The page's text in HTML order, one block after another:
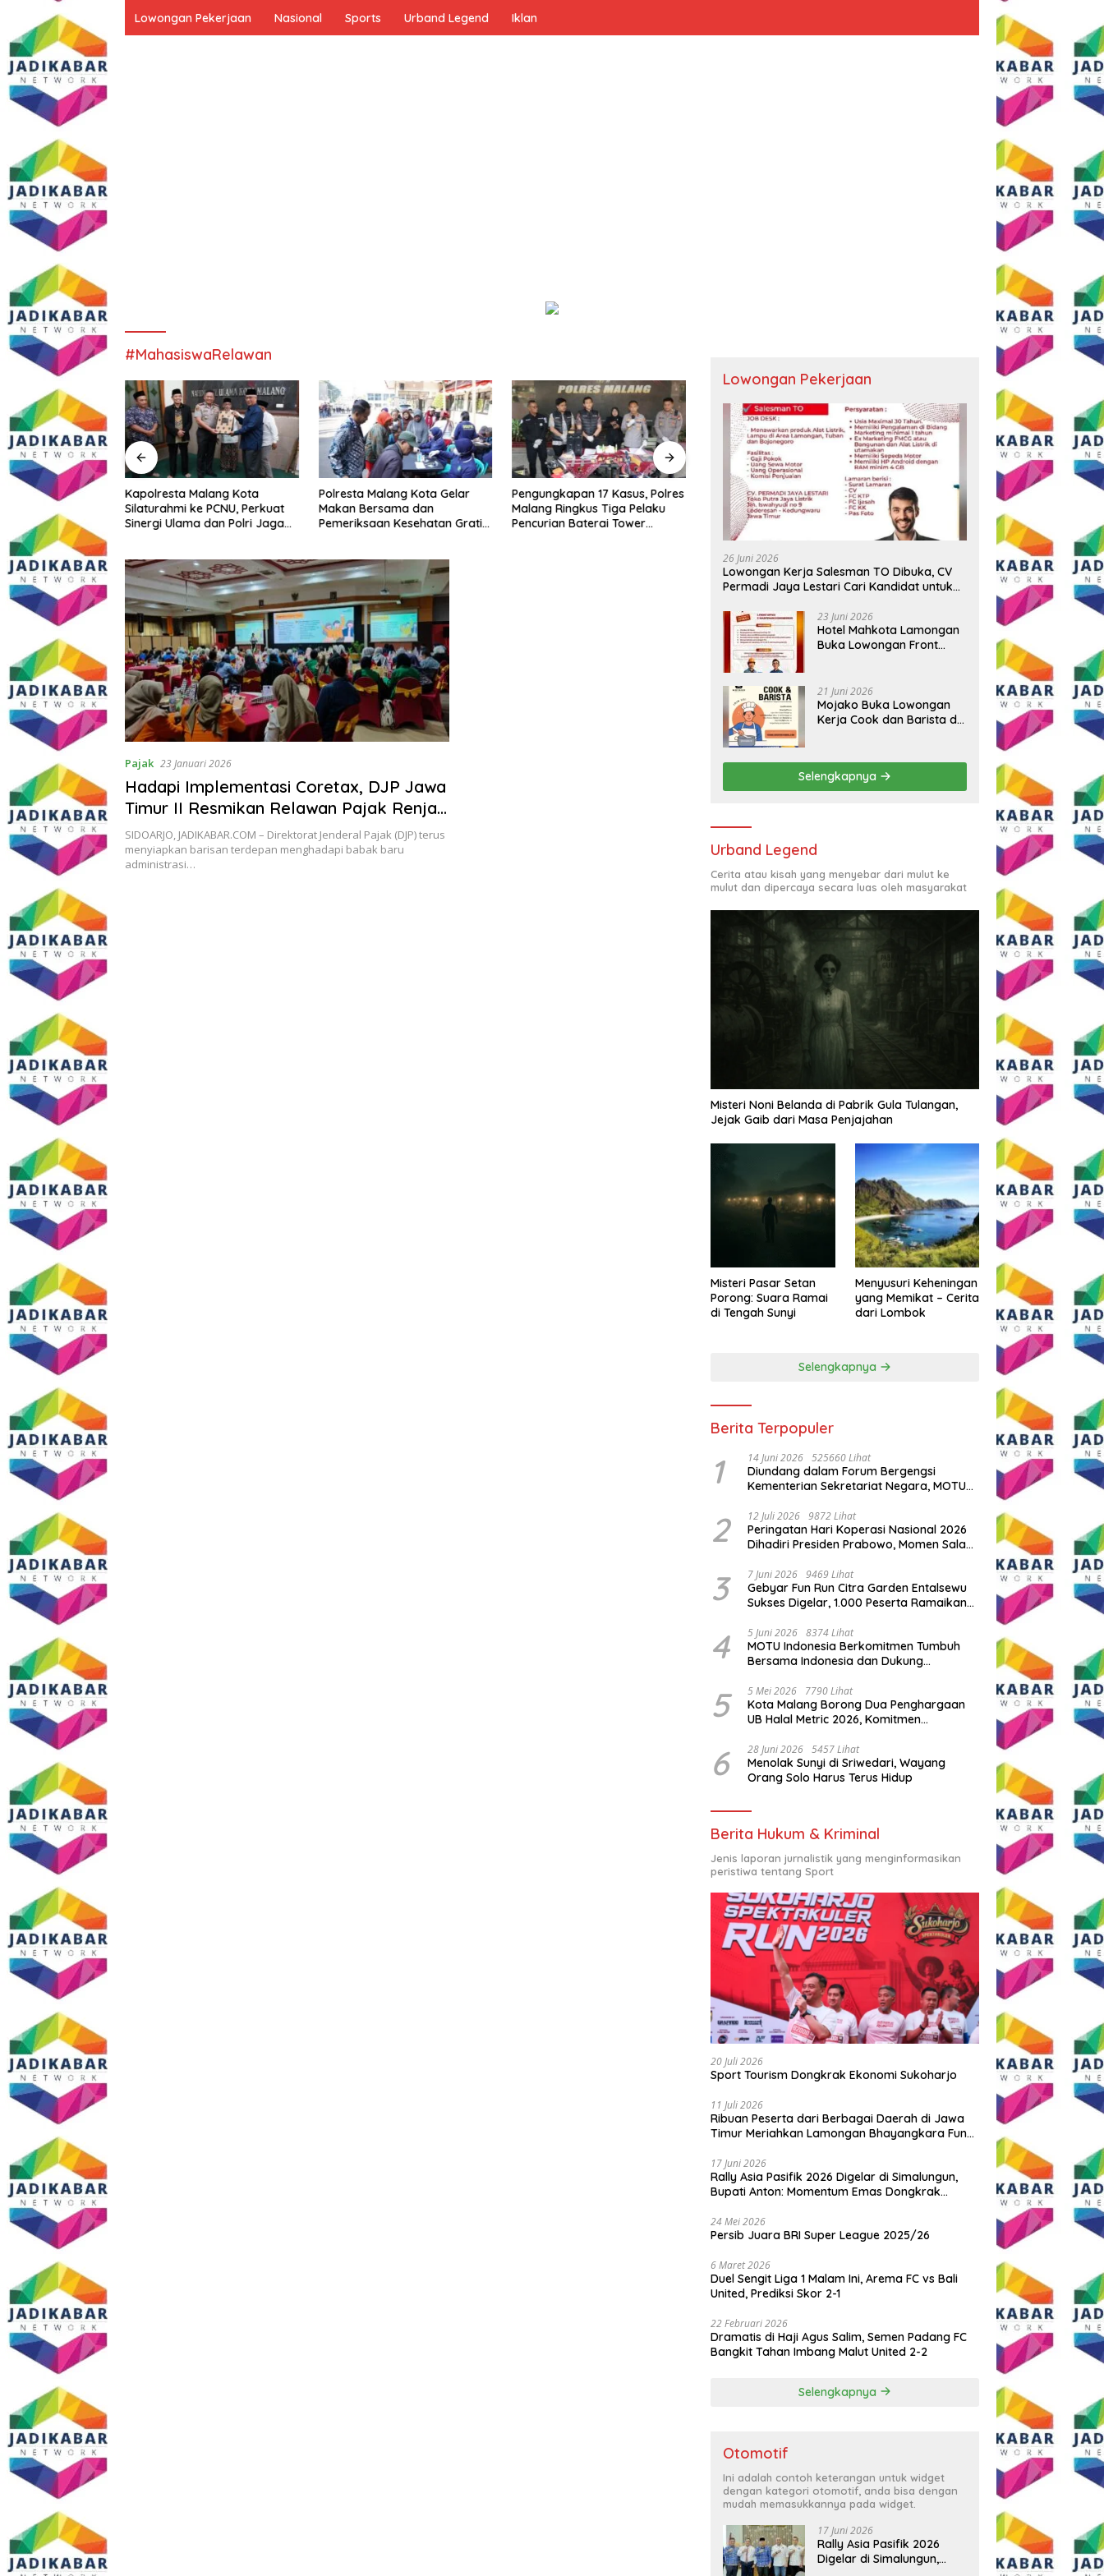
Lowongan Pekerjaan Nasional Sports Urband Legend Iklan
#MahasiswaRelawan
Gandeng GP
UMKM
Kapolresta Malang Kota
Silaturahmi ke PCNU, Perkuat
Sinergi Ulama dan Polri Jaga
Polresta Malang Kota Gelar
Makan Bersama dan
Pemeriksaan Kesehatan Gratis,
Pengungkapan 17 Kasus, Polres
Malang Ringkus Tiga Pelaku
Pencurian Baterai Tower
Semangat HUT ke-81 RI, AKP
Adik Agus Putrawan:
Kemerdekaan Harus Dijaga
dengan Integritas dan Perang
Melawan Narkoba
Tiga BUMD Air Minum Malang
Raya Perkuat Kolaborasi,
Berangkatkan Kontingen
Menuju Seleksi Atlet
Pajak 23 Januari 2026
Hadapi Implementasi Coretax, DJP Jawa
Timur II Resmikan Relawan Pajak Renjani
2026
SIDOARJO, JADIKABAR.COM – Direktorat Jenderal Pajak (DJP) terus
menyiapkan barisan terdepan menghadapi babak baru
administrasi…
Lowongan Pekerjaan
26 Juni 2026
Lowongan Kerja Salesman TO Dibuka, CV
Permadi Jaya Lestari Cari Kandidat untuk
23 Juni 2026
Hotel Mahkota Lamongan
Buka Lowongan Front
Syaratnya
21 Juni 2026
Mojako Buka Lowongan
Kerja Cook dan Barista di
Selengkapnya
Urband Legend
Cerita atau kisah yang menyebar dari mulut ke
mulut dan dipercaya secara luas oleh masyarakat
Misteri Noni Belanda di Pabrik Gula Tulangan,
Jejak Gaib dari Masa Penjajahan
Misteri Pasar Setan
Porong: Suara Ramai
di Tengah Sunyi
Menyusuri Keheningan
yang Memikat – Cerita
dari Lombok
Selengkapnya
Berita Terpopuler
1 14 Juni 2026 525660 Lihat
Diundang dalam Forum Bergengsi
Kementerian Sekretariat Negara, MOTU
Indonesia
2 12 Juli 2026 9872 Lihat
Peringatan Hari Koperasi Nasional 2026
Dihadiri Presiden Prabowo, Momen Salam
3 7 Juni 2026 9469 Lihat
Gebyar Fun Run Citra Garden Entalsewu
Sukses Digelar, 1.000 Peserta Ramaikan
4 5 Juni 2026 8374 Lihat
MOTU Indonesia Berkomitmen Tumbuh
Bersama Indonesia dan Dukung
5 5 Mei 2026 7790 Lihat
Kota Malang Borong Dua Penghargaan
UB Halal Metric 2026, Komitmen
6 28 Juni 2026 5457 Lihat
Menolak Sunyi di Sriwedari, Wayang
Orang Solo Harus Terus Hidup
Berita Hukum & Kriminal
Jenis laporan jurnalistik yang menginformasikan
peristiwa tentang Sport
20 Juli 2026
Sport Tourism Dongkrak Ekonomi Sukoharjo
11 Juli 2026
Ribuan Peserta dari Berbagai Daerah di Jawa
Timur Meriahkan Lamongan Bhayangkara Fun
17 Juni 2026
Rally Asia Pasifik 2026 Digelar di Simalungun,
Bupati Anton: Momentum Emas Dongkrak
24 Mei 2026
Persib Juara BRI Super League 2025/26
6 Maret 2026
Duel Sengit Liga 1 Malam Ini, Arema FC vs Bali
United, Prediksi Skor 2-1
22 Februari 2026
Dramatis di Haji Agus Salim, Semen Padang FC
Bangkit Tahan Imbang Malut United 2-2
Selengkapnya
Otomotif
Ini adalah contoh keterangan untuk widget
dengan kategori otomotif, anda bisa dengan
mudah memasukkannya pada widget.
17 Juni 2026
Rally Asia Pasifik 2026
Digelar di Simalungun,